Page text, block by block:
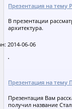
Презентация на тему
В презентации
архитектура.
2014-06-06
Презентация на тему
Презентация Вам
получил название